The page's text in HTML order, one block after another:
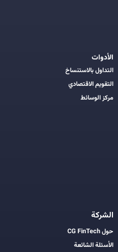
الأدوات
التداول بالاستنساخ
التقويم الاقتصادي
مركز الوسائط
الشركة
حول CG FinTech
الأسئلة الشائعة